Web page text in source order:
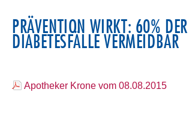
PRÄVENTION WIRKT: 60% DER
DIABETESFÄLLE VERMEIDBAR
Apotheker Krone vom 08.08.2015